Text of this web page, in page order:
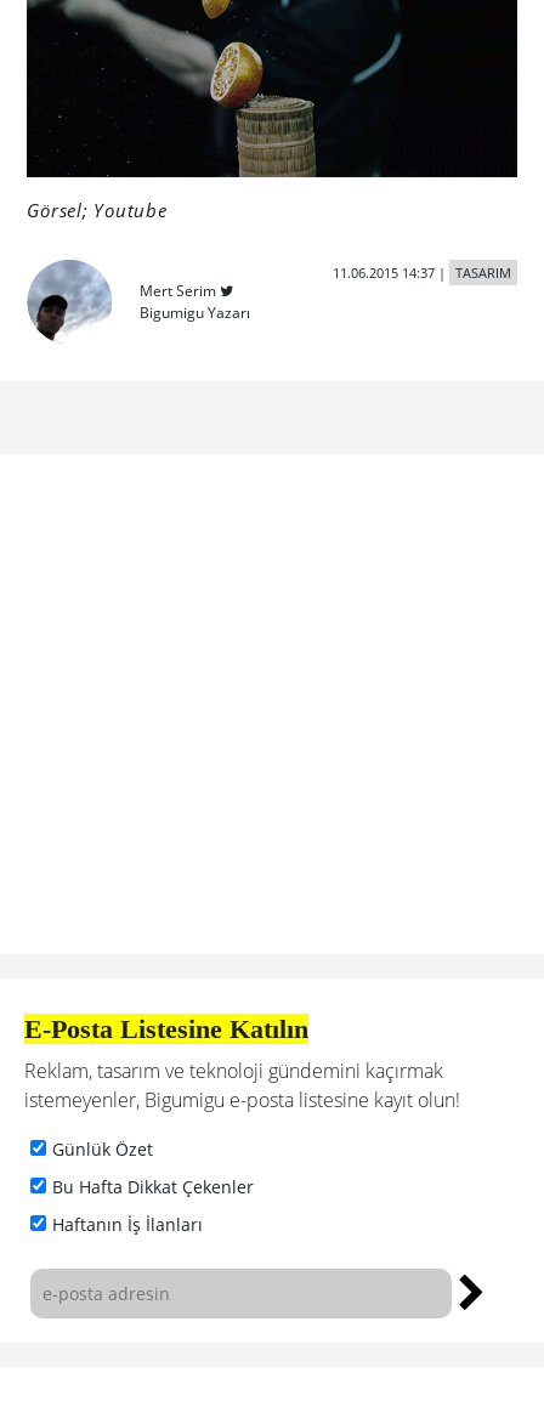
Görsel; Youtube
Mert Serim
Bigumigu Yazarı
11.06.2015 14:37| TASARIM
E-Posta Listesine Katılın
Reklam, tasarım ve teknoloji gündemini kaçırmak
istemeyenler, Bigumigu e-posta listesine kayıt olun!
Günlük Özet
Bu Hafta Dikkat Çekenler
Haftanın İş İlanları